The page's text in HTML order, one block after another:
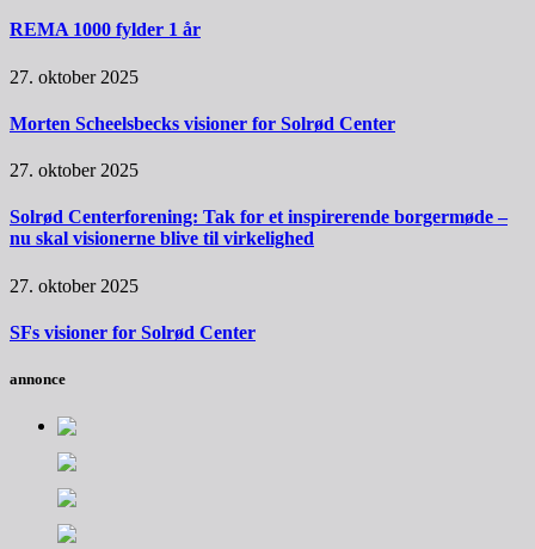
REMA 1000 fylder 1 år
27. oktober 2025
Morten Scheelsbecks visioner for Solrød Center
27. oktober 2025
Solrød Centerforening: Tak for et inspirerende borgermøde –
nu skal visionerne blive til virkelighed
27. oktober 2025
SFs visioner for Solrød Center
annonce